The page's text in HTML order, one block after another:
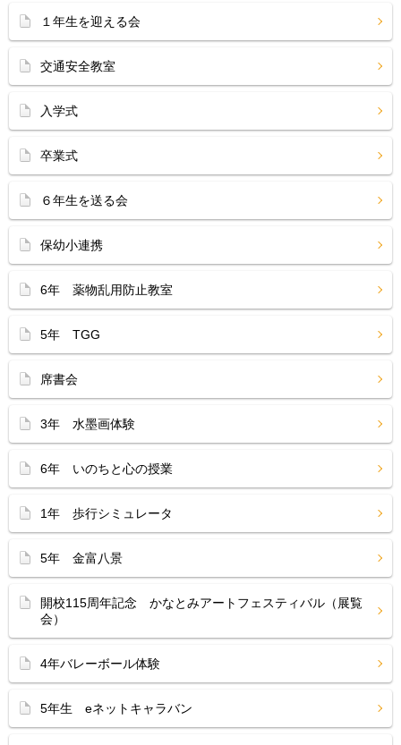
１年生を迎える会
交通安全教室
入学式
卒業式
６年生を送る会
保幼小連携
6年 薬物乱用防止教室
5年 TGG
席書会
3年 水墨画体験
6年 いのちと心の授業
1年 歩行シミュレータ
5年 金富八景
開校115周年記念 かなとみアートフェスティバル（展覧
会）
4年バレーボール体験
5年生 eネットキャラバン